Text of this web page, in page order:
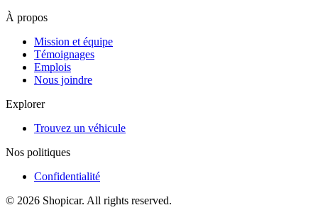
À propos
Mission et équipe
Témoignages
Emplois
Nous joindre
Explorer
Trouvez un véhicule
Nos politiques
Confidentialité
© 2026 Shopicar. All rights reserved.